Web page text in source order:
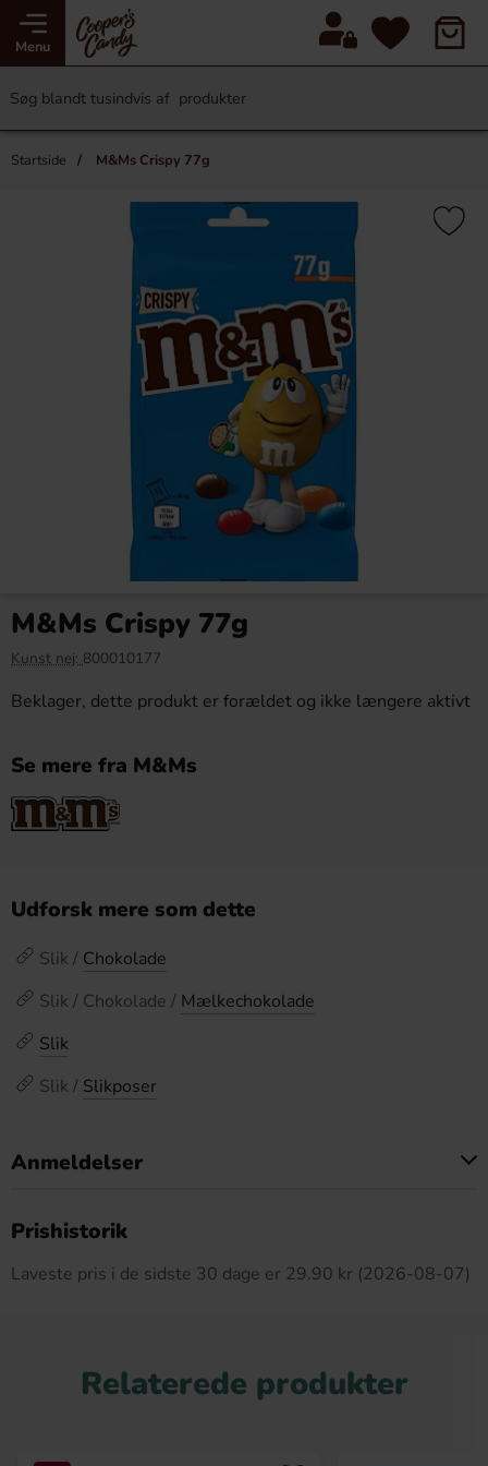
Menu
Startside M&Ms Crispy 77g
M&Ms Crispy 77g
Kunst nej: 800010177
Beklager, dette produkt er forældet og ikke længere aktivt
Se mere fra M&Ms
Udforsk mere som dette
Slik / Chokolade
Slik / Chokolade / Mælkechokolade
Slik
Slik / Slikposer
Anmeldelser
Prishistorik
Laveste pris i de sidste 30 dage er 29.90 kr (2026-08-07)
Relaterede produkter